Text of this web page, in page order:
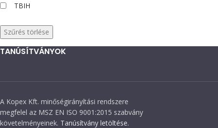
TBIH
Szűrés törlése
TANÚSÍTVÁNYOK
A Kopex Kft. minőségirányítási rendszere
megfelel az MSZ EN ISO 9001:2015 szabvány
követelményeinek. Tanúsítvány letöltése.